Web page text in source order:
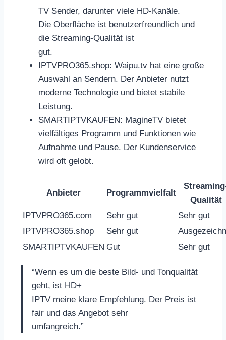
TV Sender, darunter viele HD-Kanäle.
Die Oberfläche ist benutzerfreundlich und
die Streaming-Qualität ist
gut.
IPTVPRO365.shop: Waipu.tv hat eine große
Auswahl an Sendern. Der Anbieter nutzt
moderne Technologie und bietet stabile
Leistung.
SMARTIPTVKAUFEN: MagineTV bietet
vielfältiges Programm und Funktionen wie
Aufnahme und Pause. Der Kundenservice
wird oft gelobt.
Anbieter Programmvielfalt
Qualität
IPTVPRO365.com
Sehr gut
Sehr gut
IPTVPRO365.shop
Sehr gut
SMARTIPTVKAUFEN Gut Sehr gut
“Wenn es um die beste Bild- und Tonqualität
geht, ist HD+
IPTV meine klare Empfehlung. Der Preis ist
fair und das Angebot sehr
umfangreich.”